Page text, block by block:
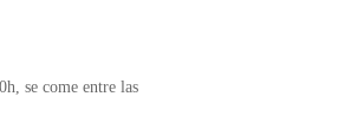
se come entre las